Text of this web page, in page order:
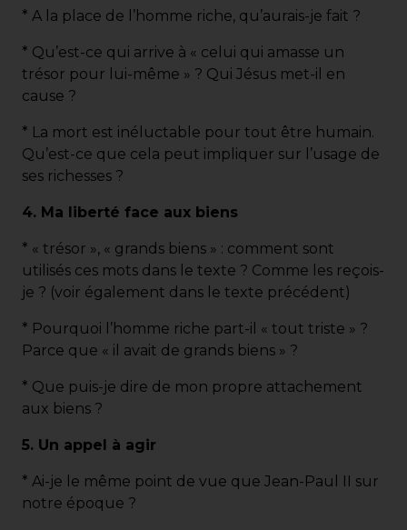
* A la place de l’homme riche, qu’aurais-je fait ?
* Qu’est-ce qui arrive à « celui qui amasse un
trésor pour lui-même » ? Qui Jésus met-il en
cause ?
* La mort est inéluctable pour tout être humain.
Qu’est-ce que cela peut impliquer sur l’usage de
ses richesses ?
4. Ma liberté face aux biens
* « trésor », « grands biens » : comment sont
utilisés ces mots dans le texte ? Comme les reçois-
je ? (voir également dans le texte précédent)
* Pourquoi l’homme riche part-il « tout triste » ?
Parce que « il avait de grands biens » ?
* Que puis-je dire de mon propre attachement
aux biens ?
5. Un appel à agir
* Ai-je le même point de vue que Jean-Paul II sur
notre époque ?